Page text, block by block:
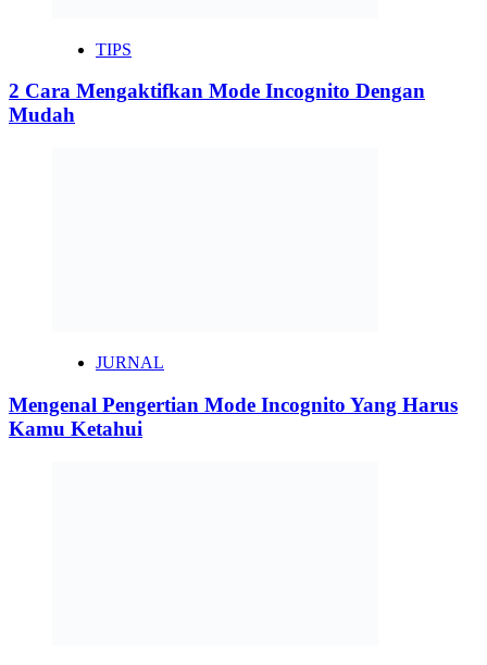
TIPS
2 Cara Mengaktifkan Mode Incognito Dengan
Mudah
JURNAL
Mengenal Pengertian Mode Incognito Yang Harus
Kamu Ketahui